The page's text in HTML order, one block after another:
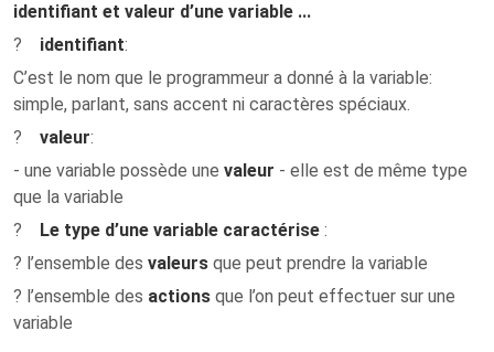
identifiant et valeur d’une variable ...
? identifiant:
C’est le nom que le programmeur a donné à la variable:
simple, parlant, sans accent ni caractères spéciaux.
? valeur:
- une variable possède une valeur - elle est de même type
que la variable
?
Le type d’une variable caractérise :
? l’ensemble des valeurs que peut prendre la variable
? l’ensemble des actions que l’on peut effectuer sur une
variable